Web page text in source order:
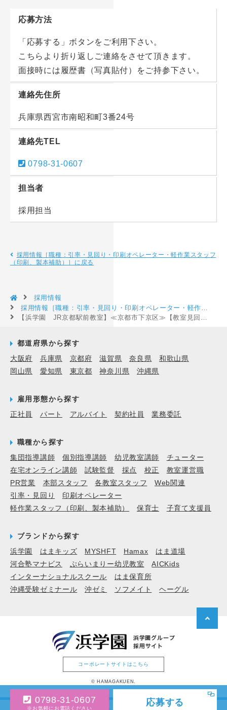
応募方法
「応募する」ボタンをご利用下さい。
こちらより折り返しご連絡をさせて頂きます。
面接時には履歴書（写真貼付）をご持参下さい。
連絡先住所
兵庫県西宮市南昭和町3番24号
連絡先TEL
0798-31-0607
担当者
採用担当
0798-31-0607
※お気軽にお電話ください
応募する
採用情報［職種：引率・見回り・印刷オペレーター・軽作業スタッフ
（印刷、製本補助）］に戻る
採用情報
採用情報［職種：引率・見回り・印刷オペレーター・軽作業スタッフ（印刷、製本補助）］
【浜学園 JR京都駅前教室】≪京都市下京区≫【教室見回り・軽作業補助等（SG）】男子大学生が活躍中！就活に役立つお仕事！［京都府京都市下京区］
都道府県から探す
大阪府
兵庫県 京都府 滋賀県 奈良県
和歌山県
岡山県
愛知県 東京都 神奈川県 沖縄県
雇用形態から探す
正社員
パート アルバイト 契約社員 業務委託
職種から探す
集団指導講師
個別指導講師 幼児教室講師
チューター
在宅オンライン講師
試験監督 採点 校正
教室運営職
PR営業
本部スタッフ 各教室スタッフ
Web関連
引率・見回り
印刷オペレーター
軽作業スタッフ（印刷、製本補助）
保育士 子育て支援員
ブランドから探す
浜学園
はまキッズ MYSHFT Hamax
はま道場
河合塾マナビス
ぷらいまりー幼児教室
AICKids
インターナショナルスクール
はま保育所
沖縄受験ゼミナール
沖ゼミ ソフメイト ヘーグル
コーポレートサイトはこちら
© HAMAGAKUEN.